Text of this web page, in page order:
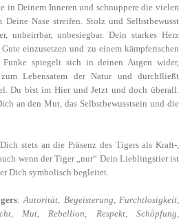
in Deinem Inneren und schnuppere die vielen
Nase streifen. Stolz und Selbstbewusst
unbeirrbar, unbesiegbar. Dein starkes Herz
einzusetzen und zu einem kämpferischen
spiegelt sich in deinen Augen wider,
Lebensatem der Natur und durchfließt
Du bist im Hier und Jetzt und doch überall.
an den Mut, das Selbstbewusstsein und die
stets an die Präsenz des Tigers als Kraft-,
wenn der Tiger „nur“ Dein Lieblingstier ist
Dich symbolisch begleitet.
:Autorität, Begeisterung,Furchtlosigkeit,
Mut, Rebellion, Respekt, Schöpfung,